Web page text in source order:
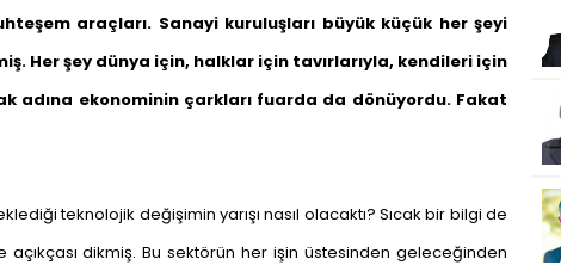
araçları. Sanayi kuruluşları büyük küçük her şeyi
Her şey dünya için, halklar için tavırlarıyla, kendileri için
adına ekonominin çarkları fuarda da dönüyordu. Fakat
teknolojik değişimin yarışı nasıl olacaktı? Sıcak bir bilgi de
dikmiş. Bu sektörün her işin üstesinden geleceğinden